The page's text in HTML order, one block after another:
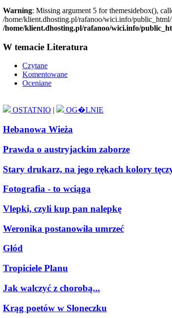
Warning: Missing argument 5 for themesidebox(),
/home/klient.dhosting.pl/rafanoo/wici.info/
/home/klient.dhosting.pl/rafanoo/wici.info/
W temacie Literatura
Czytane
Komentowane
Oceniane
OSTATNIO | OG�LNIE
Hebanowa Wieża
Prawda o austryjackim zaborze
Stary drukarz, na jego rękach kolory
Fotografia - to wciąga
Vlepki, czyli kup pan nalepkę
Weronika postanowiła umrzeć
Głód
Tropiciele Planu
Jak walczyć z chorobą...
Krąg poetów w Słoneczku